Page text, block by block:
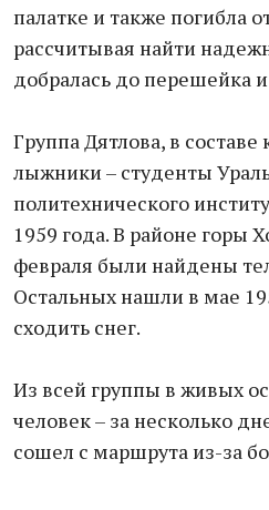
палатке и также погибла
рассчитывая найти
добралась до перешейка
Группа Дятлова, в
лыжники – студенты
политехнического
1959 года. В районе горы
февраля были найдены
Остальных нашли в мае
сходить снег.
Из всей группы в живых
человек – за несколько
сошел с маршрута из-за